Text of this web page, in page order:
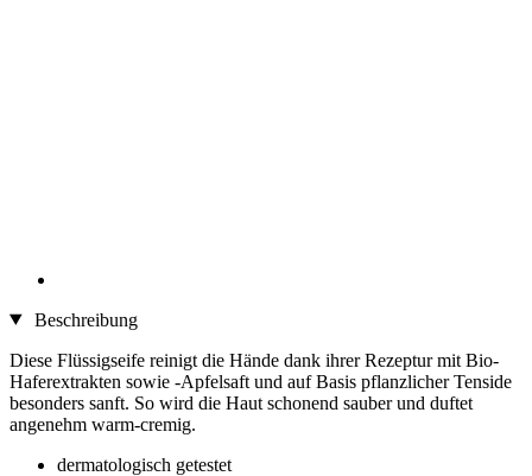
Beschreibung
Diese Flüssigseife reinigt die Hände dank ihrer Rezeptur mit Bio-
Haferextrakten sowie -Apfelsaft und auf Basis pflanzlicher Tenside
besonders sanft. So wird die Haut schonend sauber und duftet
angenehm warm-cremig.
dermatologisch getestet